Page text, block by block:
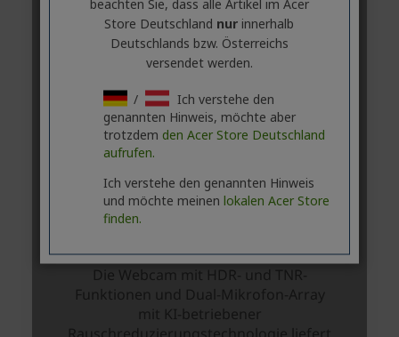
beachten Sie, dass alle Artikel im Acer
Store Deutschland nur innerhalb
Deutschlands bzw. Österreichs
versendet werden.
/
Ich verstehe den
genannten Hinweis, möchte aber
trotzdem den Acer Store Deutschland
aufrufen.
Ich verstehe den genannten Hinweis
und möchte meinen lokalen Acer Store
finden.